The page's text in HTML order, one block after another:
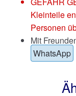
Kleinteile
Personen
Mit
WhatsApp